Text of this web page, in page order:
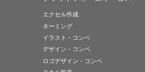
エクセル作成
ネーミング
イラスト・コンペ
デザイン・コンペ
ロゴデザイン・コンペ